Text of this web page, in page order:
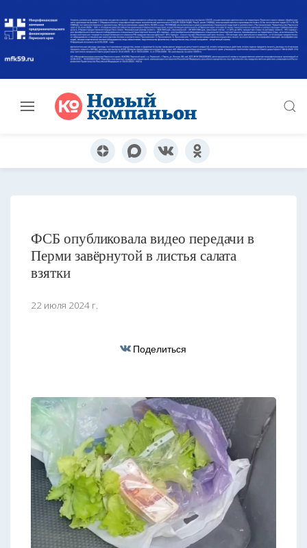
ФСБ опубликовала видео передачи в
Перми завёрнутой в листья салата
взятки
22 июля 2024 г.
Поделиться